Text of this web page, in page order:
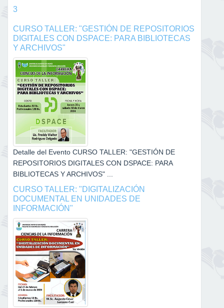
3
CURSO TALLER: "GESTIÓN DE REPOSITORIOS
DIGITALES CON DSPACE: PARA BIBLIOTECAS
Y ARCHIVOS"
Detalle del Evento CURSO TALLER: "GESTIÓN DE
REPOSITORIOS DIGITALES CON DSPACE: PARA
BIBLIOTECAS Y ARCHIVOS" ...
CURSO TALLER: "DIGITALIZACIÓN
DOCUMENTAL EN UNIDADES DE
INFORMACIÓN"